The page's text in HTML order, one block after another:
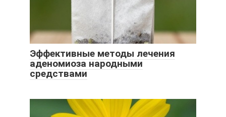
Эффективные методы лечения
аденомиоза народными
средствами